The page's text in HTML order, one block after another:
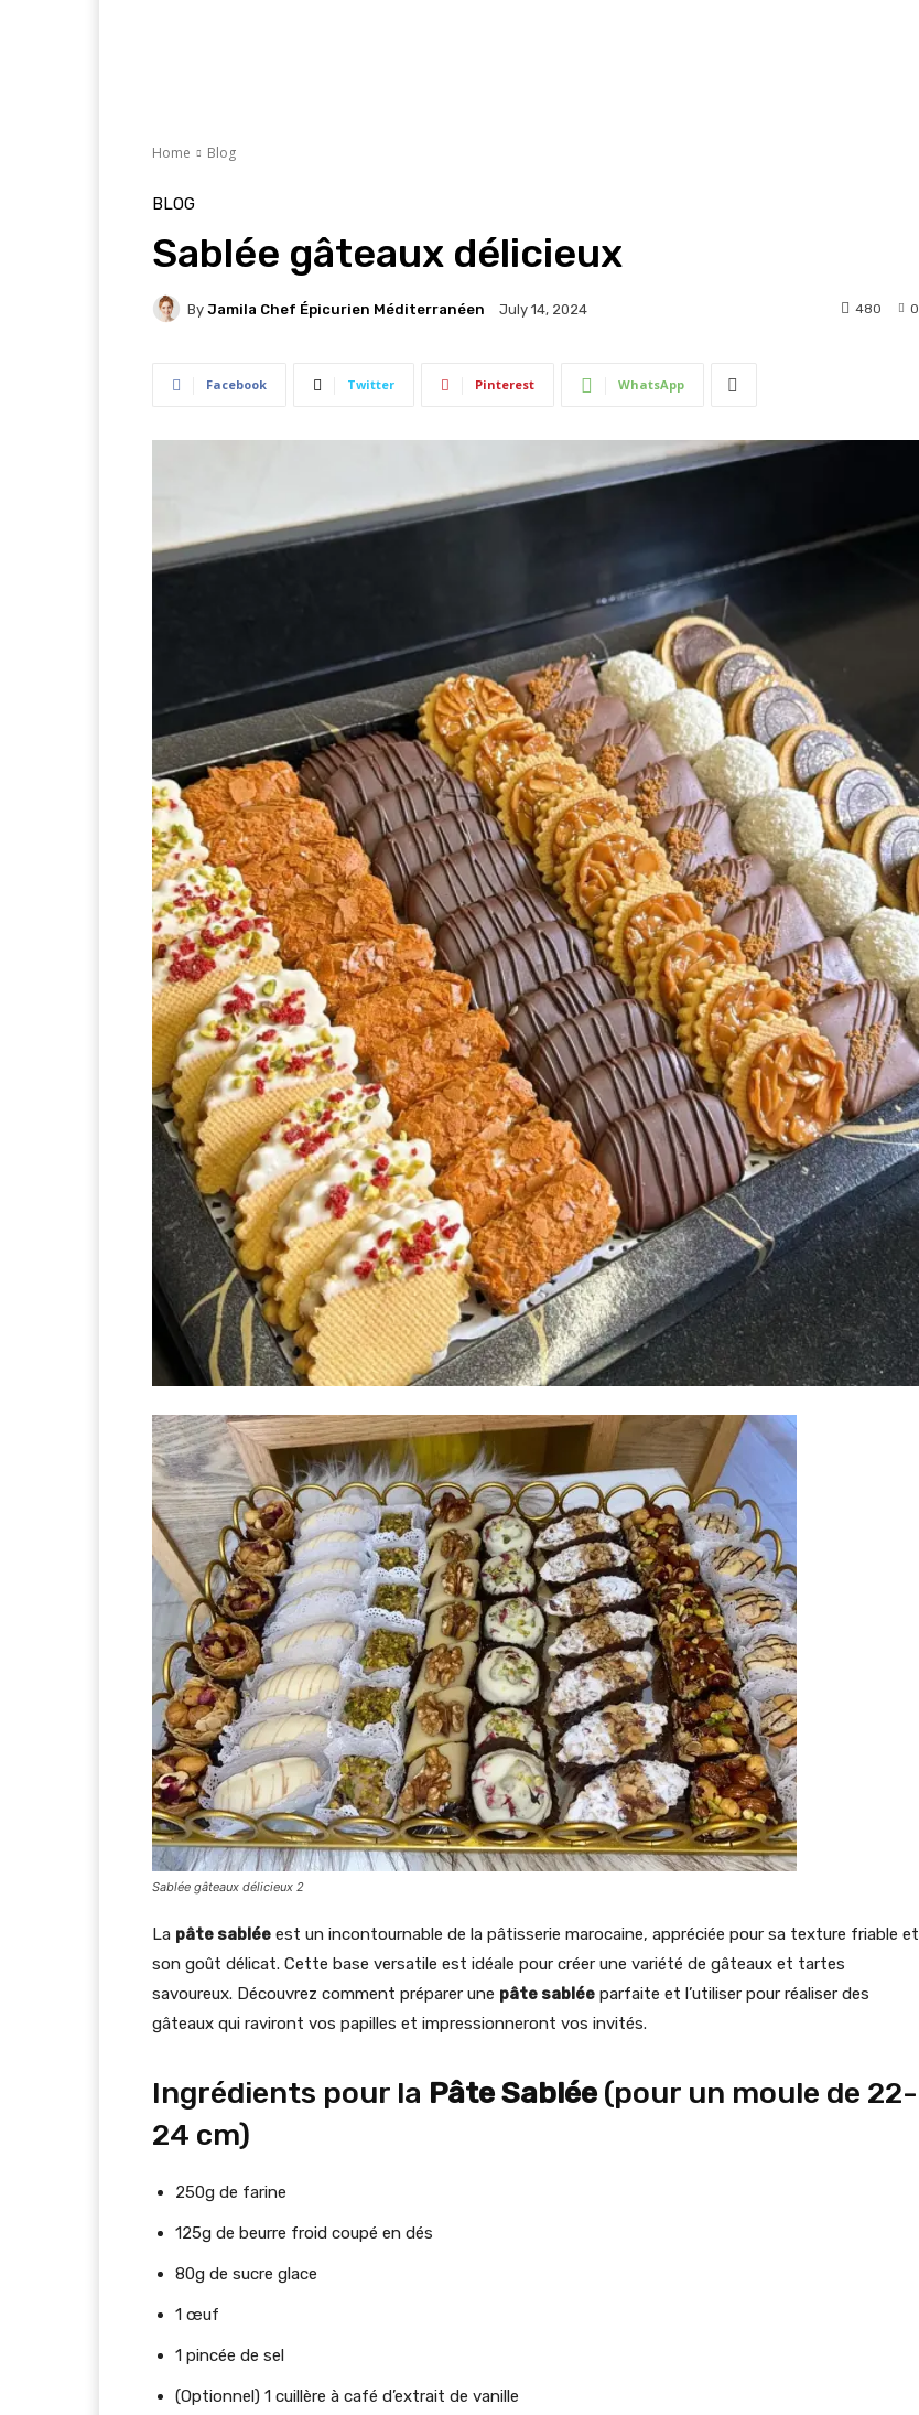
Home Blog
BLOG
Sablée gâteaux délicieux
By Jamila Chef Épicurien Méditerranéen July 14, 2024 0
480
Facebook Twitter Pinterest WhatsApp
Sablée gâteaux délicieux 2
La pâte sablée est un incontournable de la pâtisserie marocaine, appréciée pour sa texture friable et
son goût délicat. Cette base versatile est idéale pour créer une variété de gâteaux et tartes
savoureux. Découvrez comment préparer une pâte sablée parfaite et l’utiliser pour réaliser des
gâteaux qui raviront vos papilles et impressionneront vos invités.
Ingrédients pour la Pâte Sablée(pour un moule de 22-
24 cm)
250g de farine
125g de beurre froid coupé en dés
80g de sucre glace
1 œuf
1 pincée de sel
(Optionnel) 1 cuillère à café d’extrait de vanille